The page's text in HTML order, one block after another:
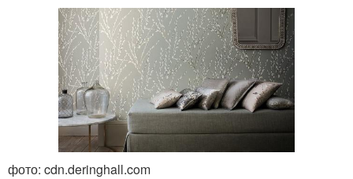
фото: cdn.deringhall.com